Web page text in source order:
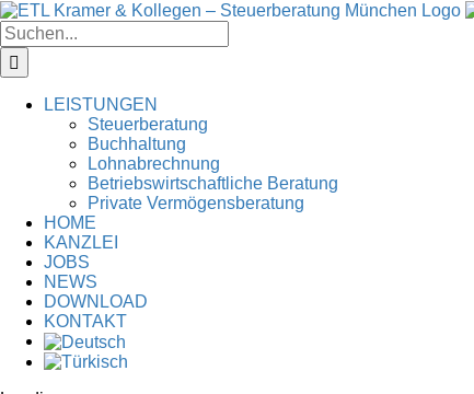
Zum
Inhalt
springen
Suche
nach:
LEISTUNGEN
Steuerberatung
Buchhaltung
Lohnabrechnung
Betriebswirtschaftliche Beratung
Private Vermögensberatung
HOME
KANZLEI
JOBS
NEWS
DOWNLOAD
KONTAKT